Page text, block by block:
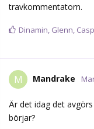
travkommentatorn.
Dinamin, Glenn,
M Mandrake
Är det idag det
börjar?